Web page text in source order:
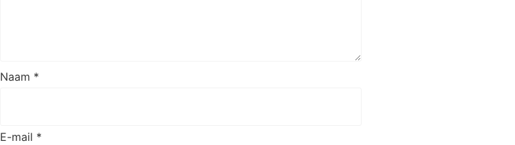
Naam *
E-mail *